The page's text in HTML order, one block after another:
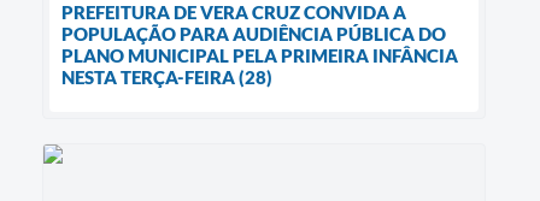
PREFEITURA DE VERA CRUZ CONVIDA A
POPULAÇÃO PARA AUDIÊNCIA PÚBLICA DO
PLANO MUNICIPAL PELA PRIMEIRA INFÂNCIA
NESTA TERÇA-FEIRA (28)